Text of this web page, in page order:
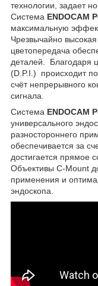
технологии, задает
Система ENDOCAM
максимальную
Чрезвычайно высокая
цветопередача
деталей. Благодаря
(D.P.I.) происходит
счёт непрерывного
сигнала.
Система ENDOCAM
универсального
разностороннего
обеспечивается за
достигается прямое
Объективы C-Mount
применения и
эндоскопа.